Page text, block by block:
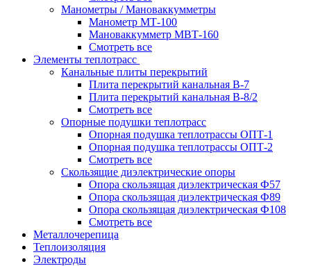
Манометры / Мановаккумметры
Манометр МТ-100
Мановаккумметр МВТ-160
Смотреть все
Элементы теплотрасс
Канальные плиты перекрытий
Плита перекрытий канальная В-7
Плита перекрытий канальная В-8/2
Смотреть все
Опорные подушки теплотрасс
Опорная подушка теплотрассы ОПТ-1
Опорная подушка теплотрассы ОПТ-2
Смотреть все
Скользящие диэлектрические опоры
Опора скользящая диэлектрическая Ф57
Опора скользящая диэлектрическая Ф89
Опора скользящая диэлектрическая Ф108
Смотреть все
Металлочерепица
Теплоизоляция
Электроды